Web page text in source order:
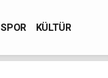
SPOR KÜLTÜR